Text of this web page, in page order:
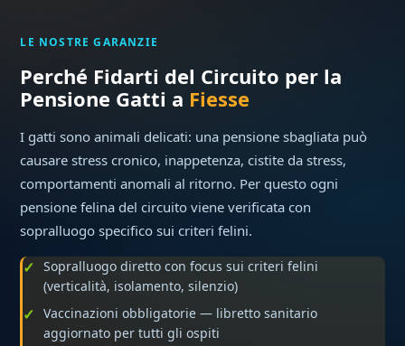
LE NOSTRE GARANZIE
Perché Fidarti del Circuito per la
Pensione Gatti a Fiesse
I gatti sono animali delicati: una pensione sbagliata può
causare stress cronico, inappetenza, cistite da stress,
comportamenti anomali al ritorno. Per questo ogni
pensione felina del circuito viene verificata con
sopralluogo specifico sui criteri felini.
Sopralluogo diretto con focus sui criteri felini
(verticalità, isolamento, silenzio)
Vaccinazioni obbligatorie — libretto sanitario
aggiornato per tutti gli ospiti